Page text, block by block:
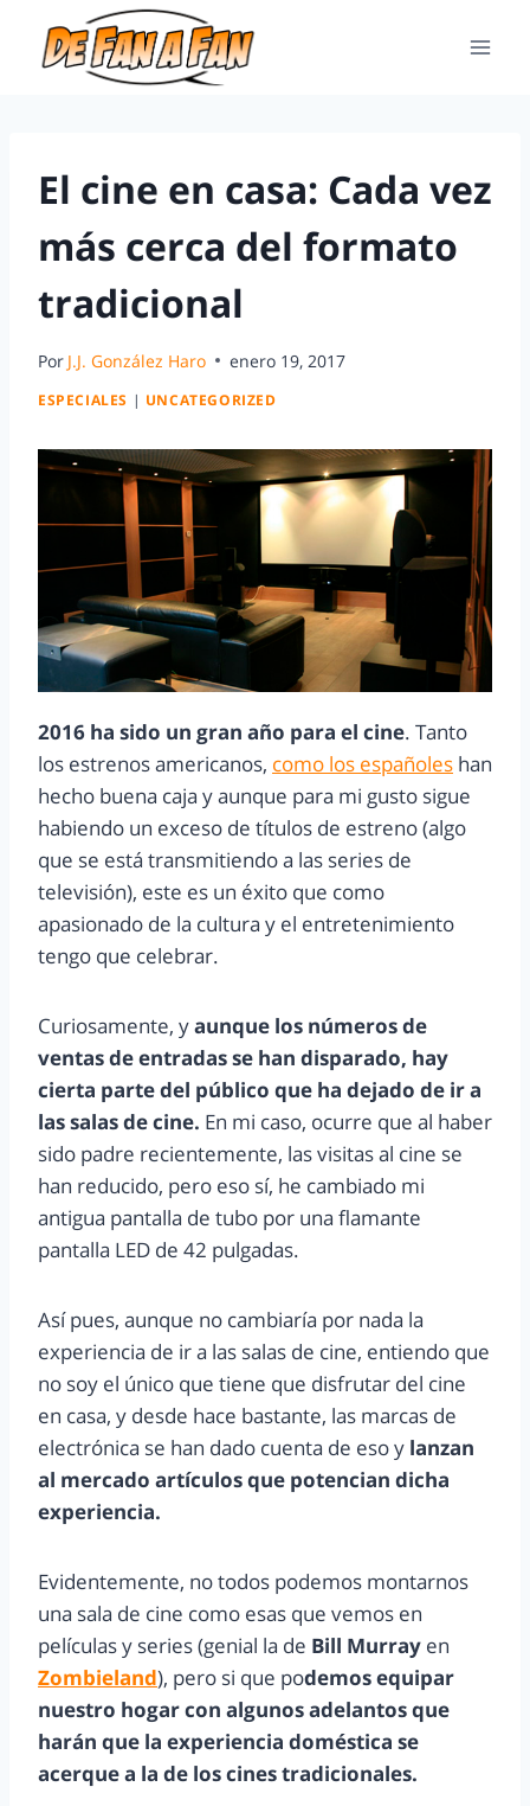
El cine en casa: Cada vez
más cerca del formato
tradicional
Por J.J. González Haro enero 19, 2017
ESPECIALES | UNCATEGORIZED
2016 ha sido un gran año para el cine. Tanto
los estrenos americanos, como los españoles han
hecho buena caja y aunque para mi gusto sigue
habiendo un exceso de títulos de estreno (algo
que se está transmitiendo a las series de
televisión), este es un éxito que como
apasionado de la cultura y el entretenimiento
tengo que celebrar.
Curiosamente, yaunque los números de
ventas de entradas se han disparado, hay
cierta parte del público que ha dejado de ir a
las salas de cine. En mi caso, ocurre que al haber
sido padre recientemente, las visitas al cine se
han reducido, pero eso sí, he cambiado mi
antigua pantalla de tubo por una flamante
pantalla LED de 42 pulgadas.
Así pues, aunque no cambiaría por nada la
experiencia de ir a las salas de cine, entiendo que
no soy el único que tiene que disfrutar del cine
en casa, y desde hace bastante, las marcas de
electrónica se han dado cuenta de eso y lanzan
al mercado artículos que potencian dicha
experiencia.
Evidentemente, no todos podemos montarnos
una sala de cine como esas que vemos en
películas y series (genial la de Bill Murray en
Zombieland), pero si que podemos equipar
nuestro hogar con algunos adelantos que
harán que la experiencia doméstica se
acerque a la de los cines tradicionales.